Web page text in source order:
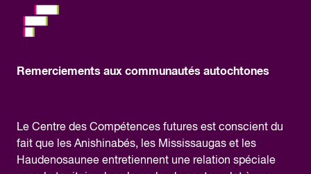
Remerciements aux communautés autochtones
Le Centre des Compétences futures est conscient du
fait que les Anishinabés, les Mississaugas et les
Haudenosaunee entretiennent une relation spéciale